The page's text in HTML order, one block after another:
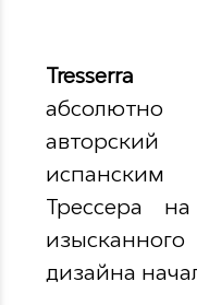
Tresserra –
Трессера
дизайна